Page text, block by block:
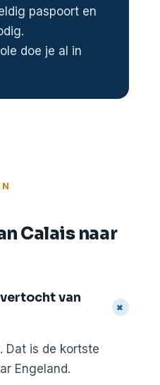
paspoort en
doe je al in
Calais naar
van
+
Dat is de kortste
Engeland.